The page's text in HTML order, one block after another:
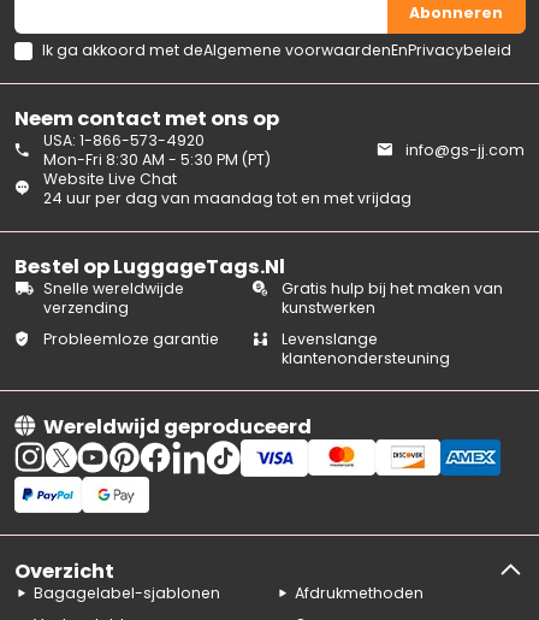
Neem contact met ons op
Website Live Chat
24 uur per dag van maandag tot en met vrijdag
USA: 1-866-573-4920
Mon-Fri 8:30 AM - 5:30 PM (PT)
info@gs-jj.com
Bestel op LuggageTags.Nl
Snelle wereldwijde
verzending
Gratis hulp bij het maken van
kunstwerken
Probleemloze garantie
Levenslange
klantenondersteuning
Wereldwijd geproduceerd
Abonneren
Ik ga akkoord met deAlgemene voorwaardenEnPrivacybeleid
Overzicht
Bagagelabel-sjablonen
Afdrukmethoden